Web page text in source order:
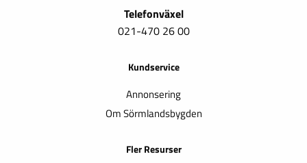
Telefonväxel
021-470 26 00
Kundservice
Annonsering
Om Sörmlandsbygden
Fler Resurser